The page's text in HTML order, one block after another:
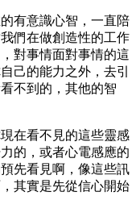
有意識心智，一直陪
們在做創造性的工作
對事情面對事情的這
己的能力之外，去引
不到的，其他的智
在看不見的這些靈感
的，或者心電感應的
先看見啊，像這些訊
其實是先從信心開始